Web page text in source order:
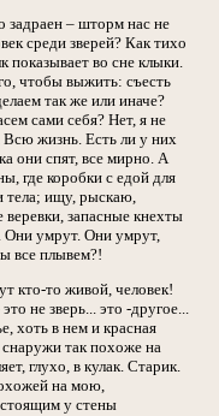
задраен – шторм нас не
среди зверей? Как тихо
показывает во сне клыки.
чтобы выжить: съесть
так же или иначе?
сами себя? Нет, я не
Всю жизнь. Есть ли у них
они спят, все мирно. А
где коробки с едой для
тела; ищу, рыскаю,
запасные кнехты
Они умрут. Они умрут,
все плывем?!
кто-то живой, человек!
не зверь... это -другое...
хоть в нем и красная
снаружи так похоже на
глухо, в кулак. Старик.
на мою,
у стены